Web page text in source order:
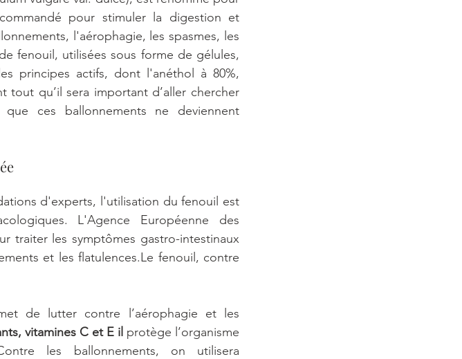
pour stimuler la digestion et
l'aérophagie, les spasmes, les
fenouil, utilisées sous forme de gélules,
principes actifs, dont l'anéthol à 80%,
tout qu’il sera important d’aller chercher
ces ballonnements ne deviennent
d'experts, l'utilisation du fenouil est
L'Agence Européenne des
traiter les symptômes gastro-intestinaux
et les flatulences.Le fenouil, contre
de lutter contre l’aérophagie et les
vitamines C et E il protège l’organisme
les ballonnements, on utilisera